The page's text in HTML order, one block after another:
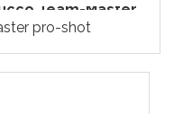
Team-Master...
pro-shot